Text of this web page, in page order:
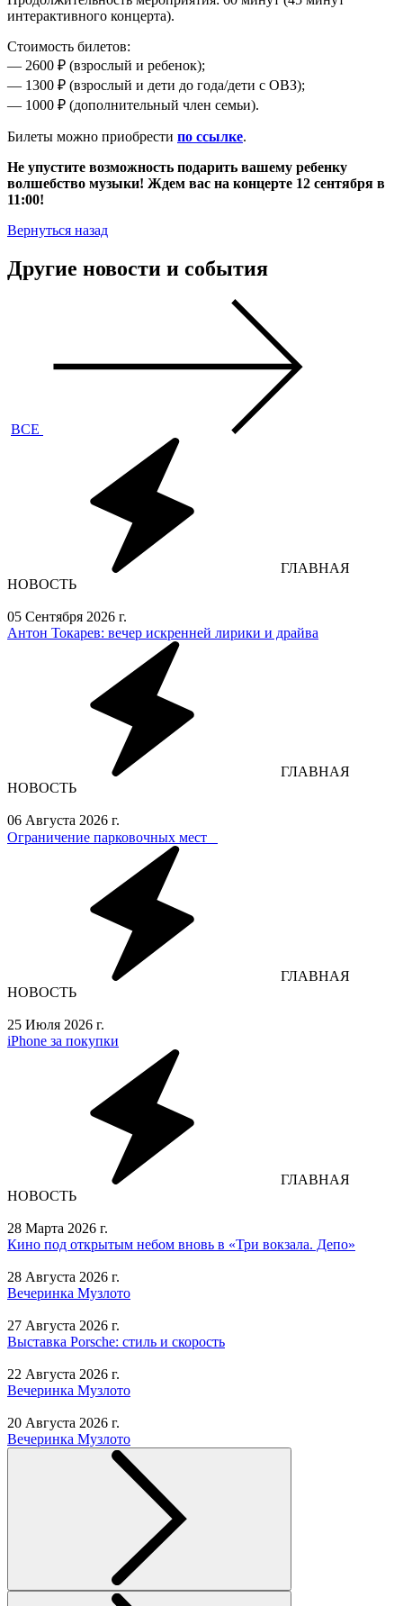
интерактивного концерта).
Стоимость билетов:
— 2600 ₽ (взрослый и ребенок);
— 1300 ₽ (взрослый и дети до года/дети с ОВЗ);
— 1000 ₽ (дополнительный член семьи).
Билеты можно приобрести по ссылке.
Не упустите возможность подарить вашему ребенку
волшебство музыки! Ждем вас на концерте 12 сентября в
11:00!
Вернуться назад
Другие новости и события
ВСЕ
ГЛАВНАЯ
НОВОСТЬ
05 Сентября 2026 г.
Антон Токарев: вечер искренней лирики и драйва
ГЛАВНАЯ
НОВОСТЬ
06 Августа 2026 г.
Ограничение парковочных мест⁣⁣⠀
ГЛАВНАЯ
НОВОСТЬ
25 Июля 2026 г.
iPhone за покупки
ГЛАВНАЯ
НОВОСТЬ
28 Марта 2026 г.
Кино под открытым небом вновь в «Три вокзала. Депо»
28 Августа 2026 г.
Вечеринка Музлото
27 Августа 2026 г.
Выставка Porsche: стиль и скорость
22 Августа 2026 г.
Вечеринка Музлото
20 Августа 2026 г.
Вечеринка Музлото